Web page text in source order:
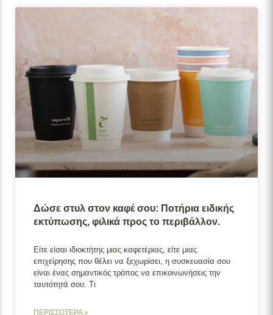
Δώσε στυλ στον καφέ σου: Ποτήρια ειδικής
εκτύπωσης, φιλικά προς το περιβάλλον.
Είτε είσαι ιδιοκτήτης μιας καφετέριας, είτε μιας
επιχείρησης που θέλει να ξεχωρίσει, η συσκευασία σου
είναι ένας σημαντικός τρόπος να επικοινωνήσεις την
ταυτότητά σου. Τι
ΠΕΡΙΣΣΟΤΕΡΑ »